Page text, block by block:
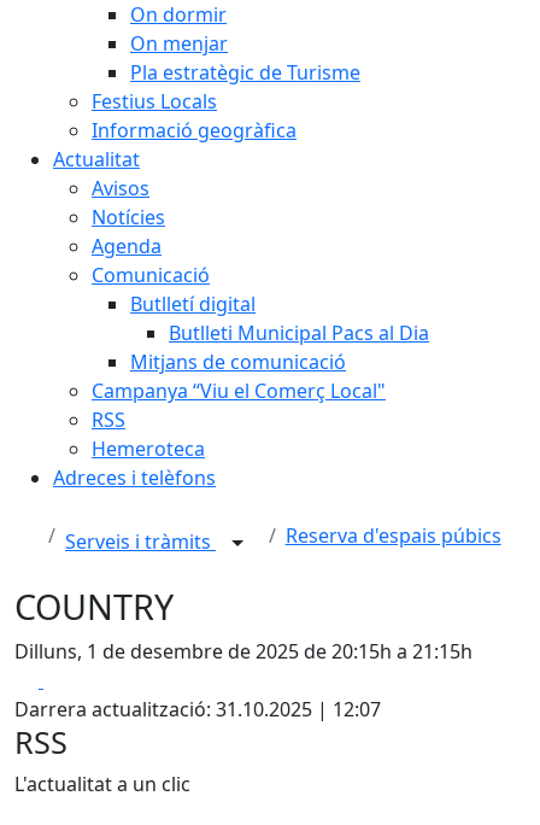
On dormir
On menjar
Pla estratègic de Turisme
Festius Locals
Informació geogràfica
Actualitat
Avisos
Notícies
Agenda
Comunicació
Butlletí digital
Butlleti Municipal Pacs al Dia
Mitjans de comunicació
Campanya “Viu el Comerç Local"
RSS
Hemeroteca
Adreces i telèfons
Serveis i tràmits Reserva d'espais púbics
COUNTRY
Dilluns, 1 de desembre de 2025 de 20:15h a 21:15h
Darrera actualització: 31.10.2025 | 12:07
RSS
L'actualitat a un clic